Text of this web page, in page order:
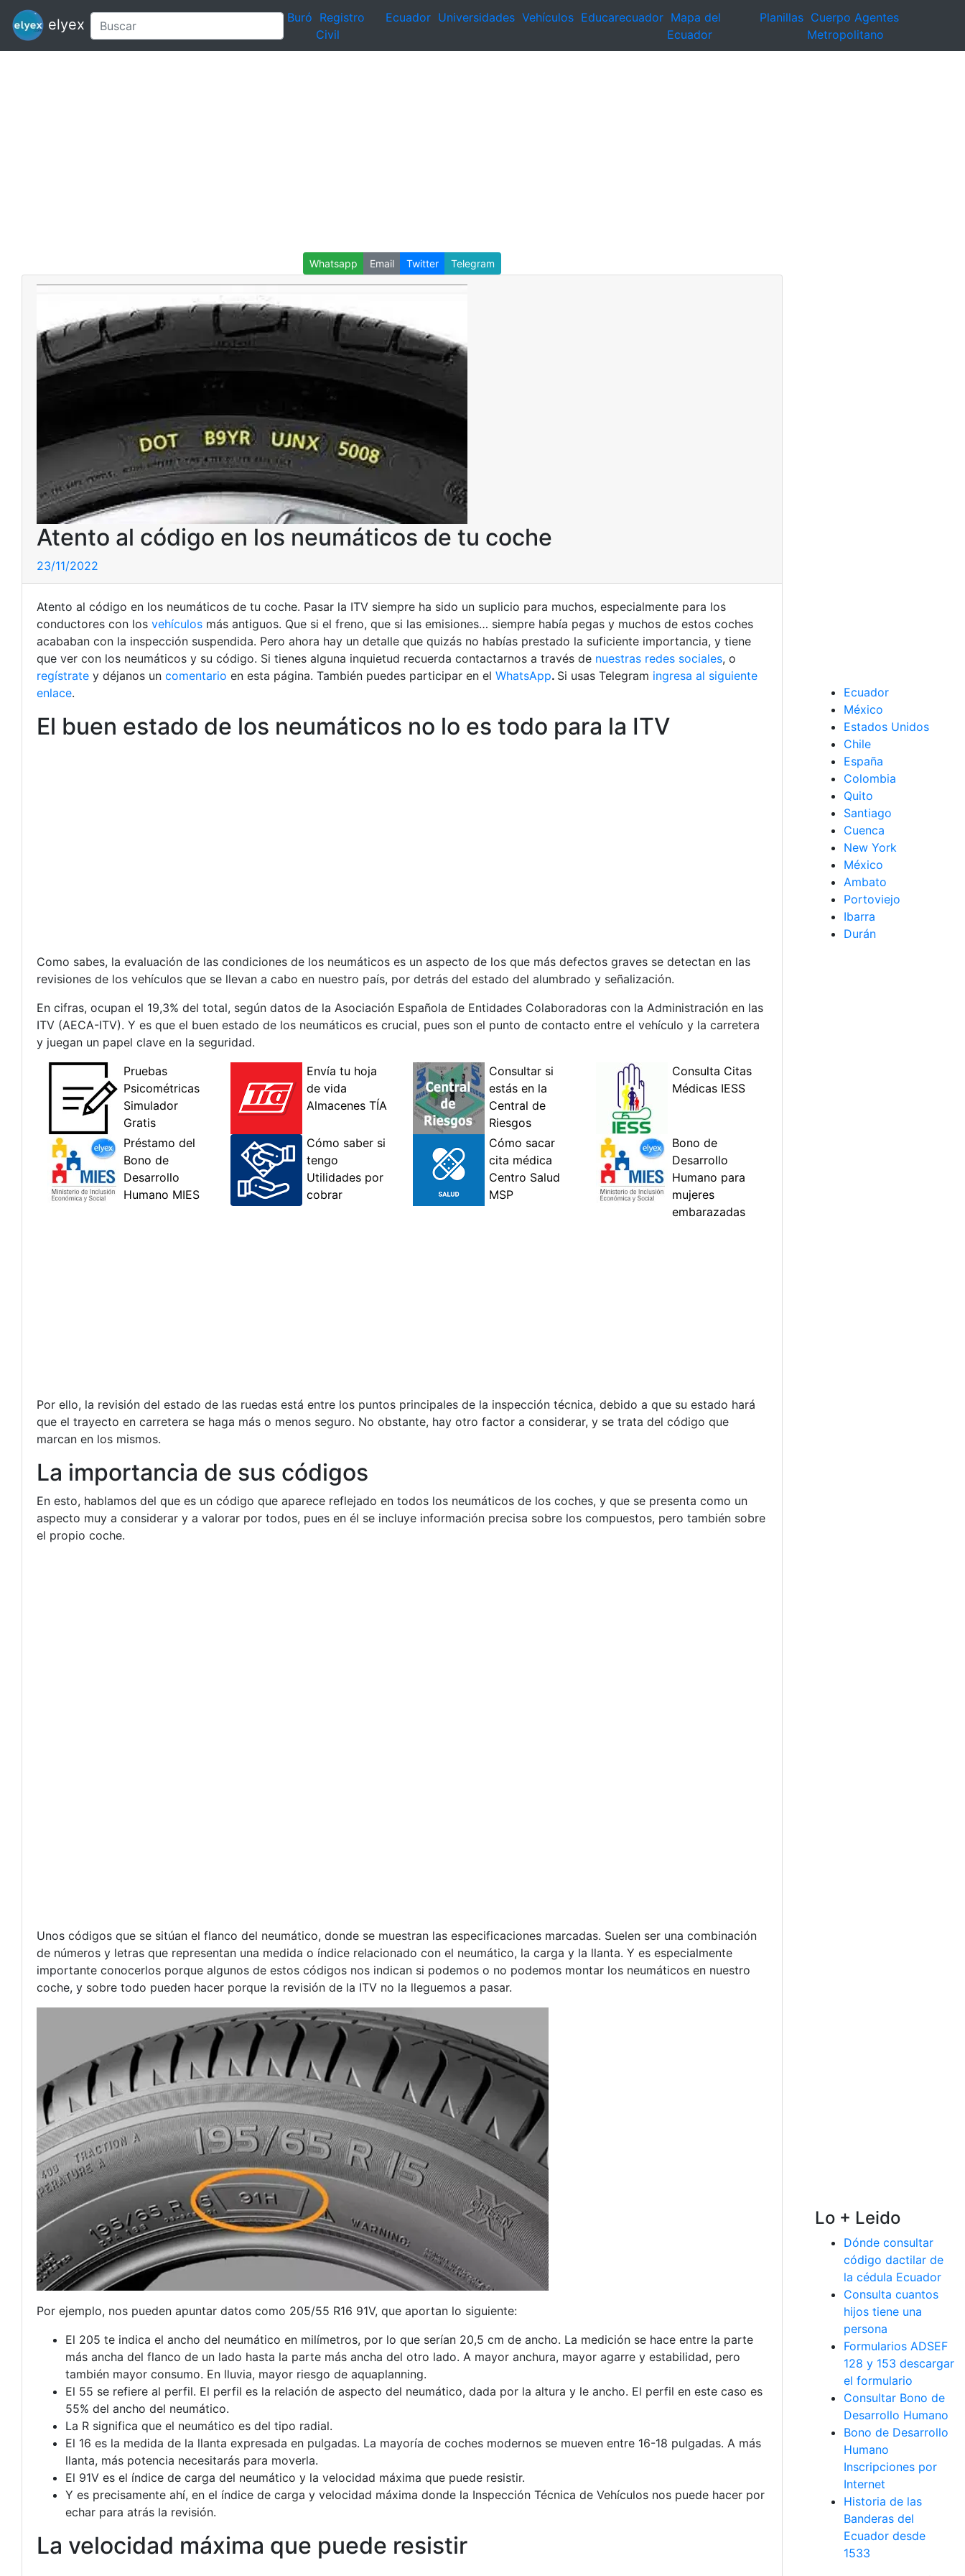
elyex Buró Registro
Civil
Ecuador Universidades Vehículos Educarecuador Mapa del
Ecuador
Planillas Cuerpo Agentes
Metropolitano
Whatsapp Email Twitter Telegram
Atento al código en los neumáticos de tu coche
23/11/2022
Atento al código en los neumáticos de tu coche. Pasar la ITV siempre ha sido un suplicio para muchos, especialmente para los
conductores con los vehículos más antiguos. Que si el freno, que si las emisiones… siempre había pegas y muchos de estos coches
acababan con la inspección suspendida. Pero ahora hay un detalle que quizás no habías prestado la suficiente importancia, y tiene
que ver con los neumáticos y su código. Si tienes alguna inquietud recuerda contactarnos a través de nuestras redes sociales, o
regístrate y déjanos un comentario en esta página. También puedes participar en el WhatsApp. Si usas Telegram ingresa al siguiente
enlace.
El buen estado de los neumáticos no lo es todo para la ITV
Como sabes, la evaluación de las condiciones de los neumáticos es un aspecto de los que más defectos graves se detectan en las
revisiones de los vehículos que se llevan a cabo en nuestro país, por detrás del estado del alumbrado y señalización.
En cifras, ocupan el 19,3% del total, según datos de la Asociación Española de Entidades Colaboradoras con la Administración en las
ITV (AECA-ITV). Y es que el buen estado de los neumáticos es crucial, pues son el punto de contacto entre el vehículo y la carretera
y juegan un papel clave en la seguridad.
Por ello, la revisión del estado de las ruedas está entre los puntos principales de la inspección técnica, debido a que su estado hará
que el trayecto en carretera se haga más o menos seguro. No obstante, hay otro factor a considerar, y se trata del código que
marcan en los mismos.
La importancia de sus códigos
En esto, hablamos del que es un código que aparece reflejado en todos los neumáticos de los coches, y que se presenta como un
aspecto muy a considerar y a valorar por todos, pues en él se incluye información precisa sobre los compuestos, pero también sobre
el propio coche.
Unos códigos que se sitúan el flanco del neumático, donde se muestran las especificaciones marcadas. Suelen ser una combinación
de números y letras que representan una medida o índice relacionado con el neumático, la carga y la llanta. Y es especialmente
importante conocerlos porque algunos de estos códigos nos indican si podemos o no podemos montar los neumáticos en nuestro
coche, y sobre todo pueden hacer porque la revisión de la ITV no la lleguemos a pasar.
Por ejemplo, nos pueden apuntar datos como 205/55 R16 91V, que aportan lo siguiente:
El 205 te indica el ancho del neumático en milímetros, por lo que serían 20,5 cm de ancho. La medición se hace entre la parte
más ancha del flanco de un lado hasta la parte más ancha del otro lado. A mayor anchura, mayor agarre y estabilidad, pero
también mayor consumo. En lluvia, mayor riesgo de aquaplanning.
El 55 se refiere al perfil. El perfil es la relación de aspecto del neumático, dada por la altura y le ancho. El perfil en este caso es
55% del ancho del neumático.
La R significa que el neumático es del tipo radial.
El 16 es la medida de la llanta expresada en pulgadas. La mayoría de coches modernos se mueven entre 16-18 pulgadas. A más
llanta, más potencia necesitarás para moverla.
El 91V es el índice de carga del neumático y la velocidad máxima que puede resistir.
Y es precisamente ahí, en el índice de carga y velocidad máxima donde la Inspección Técnica de Vehículos nos puede hacer por
echar para atrás la revisión.
La velocidad máxima que puede resistir
Ecuador
México
Estados Unidos
Chile
España
Colombia
Quito
Santiago
Cuenca
New York
México
Ambato
Portoviejo
Ibarra
Durán
Lo + Leido
Dónde consultar
código dactilar de
la cédula Ecuador
Consulta cuantos
hijos tiene una
persona
Formularios ADSEF
128 y 153 descargar
el formulario
Consultar Bono de
Desarrollo Humano
Bono de Desarrollo
Humano
Inscripciones por
Internet
Historia de las
Banderas del
Ecuador desde
1533